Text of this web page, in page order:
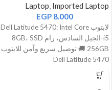
Laptop, Imported Laptop
EGP 8.000
لابتوب Dell Latitude 5470: Intel Core
i5-الجيل السادس، رام 8GB، SSD
256GB 🚚 توصيل سريع وآمن للابتوب
Dell Latitude 5470